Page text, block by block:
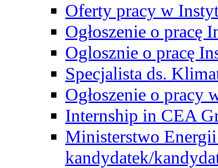
Oferty pracy w
Ogłoszenie o pracę
Oglosznie o pracę
Specjalista ds.
Ogłoszenie o pracy
Internship in CEA
Ministerstwo
kandydatek/